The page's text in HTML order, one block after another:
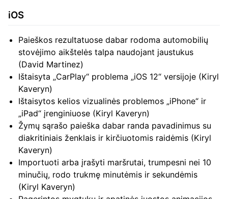
iOS
Paieškos rezultatuose dabar rodoma automobilių
stovėjimo aikštelės talpa naudojant jaustukus
(David Martinez)
Ištaisyta „CarPlay“ problema „iOS 12“ versijoje (Kiryl
Kaveryn)
Ištaisytos kelios vizualinės problemos „iPhone“ ir
„iPad“ įrenginiuose (Kiryl Kaveryn)
Žymų sąrašo paieška dabar randa pavadinimus su
diakritiniais ženklais ir kirčiuotomis raidėmis (Kiryl
Kaveryn)
Importuoti arba įrašyti maršrutai, trumpesni nei 10
minučių, rodo trukmę minutėmis ir sekundėmis
(Kiryl Kaveryn)